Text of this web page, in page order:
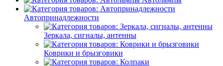
Автопринадлежности
Зеркала, сигналы, антенны
Коврики и брызговики